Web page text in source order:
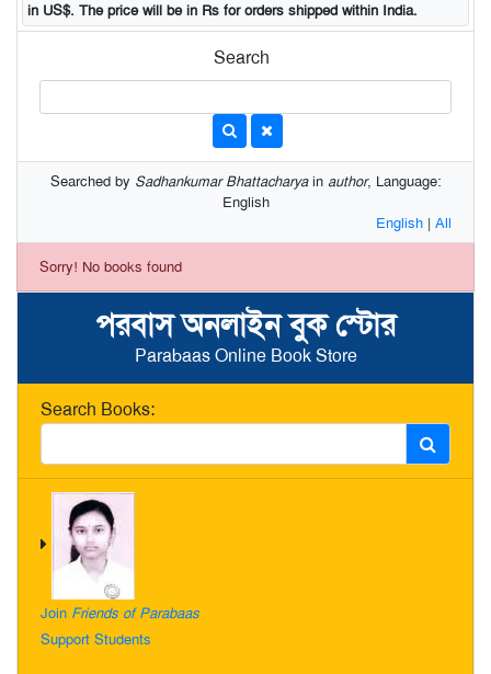
পরবাস অনলাইন বুক স্টোর
Parabaas Online Book Store
Search Books:
Join Friends of Parabaas
Support Students
in US$. The price will be in Rs for orders shipped within India.
Search
Searched by Sadhankumar Bhattacharyain author, Language:
English
English | All
Sorry! No books found